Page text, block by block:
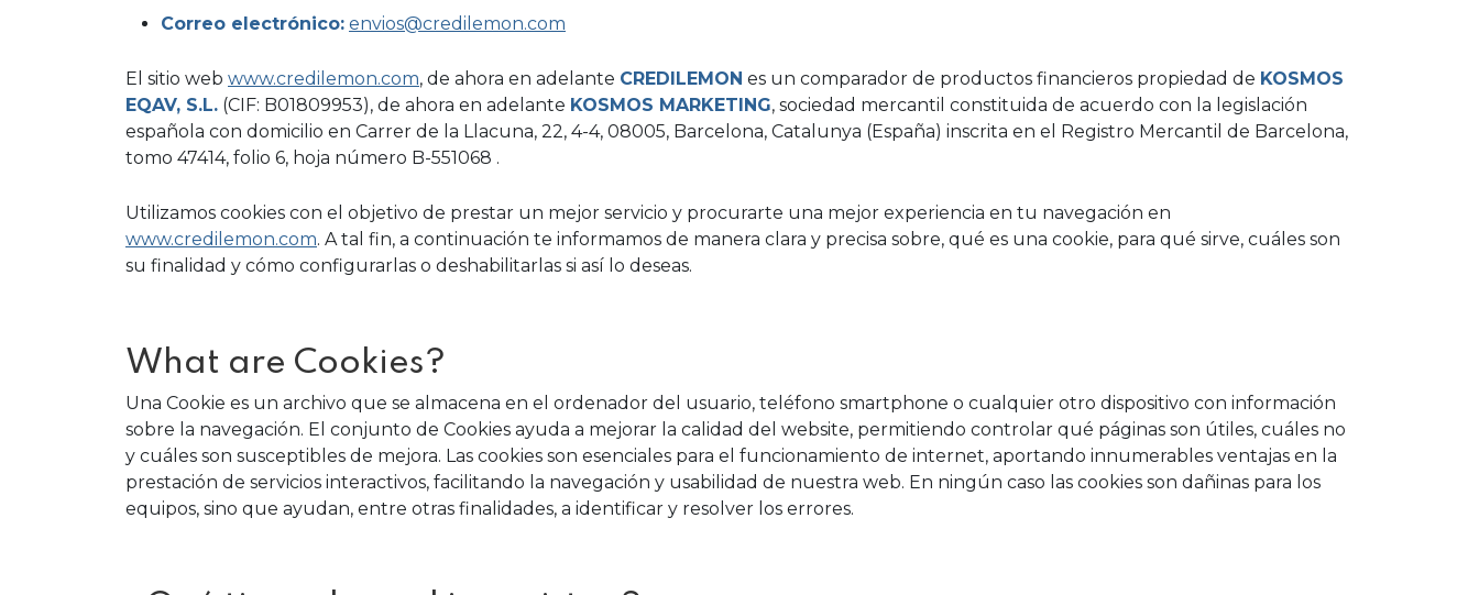
Correo electrónico: envios@credilemon.com
El sitio web www.credilemon.com, de ahora en adelante CREDILEMON es un comparador de productos financieros propiedad de KOSMOS
EQAV, S.L. (CIF: B01809953), de ahora en adelante KOSMOS MARKETING, sociedad mercantil constituida de acuerdo con la legislación
española con domicilio en Carrer de la Llacuna, 22, 4-4, 08005, Barcelona, Catalunya (España) inscrita en el Registro Mercantil de Barcelona,
tomo 47414, folio 6, hoja número B-551068 .
Utilizamos cookies con el objetivo de prestar un mejor servicio y procurarte una mejor experiencia en tu navegación en
www.credilemon.com. A tal fin, a continuación te informamos de manera clara y precisa sobre, qué es una cookie, para qué sirve, cuáles son
su finalidad y cómo configurarlas o deshabilitarlas si así lo deseas.
What are Cookies?
Una Cookie es un archivo que se almacena en el ordenador del usuario, teléfono smartphone o cualquier otro dispositivo con información
sobre la navegación. El conjunto de Cookies ayuda a mejorar la calidad del website, permitiendo controlar qué páginas son útiles, cuáles no
y cuáles son susceptibles de mejora. Las cookies son esenciales para el funcionamiento de internet, aportando innumerables ventajas en la
prestación de servicios interactivos, facilitando la navegación y usabilidad de nuestra web. En ningún caso las cookies son dañinas para los
equipos, sino que ayudan, entre otras finalidades, a identificar y resolver los errores.